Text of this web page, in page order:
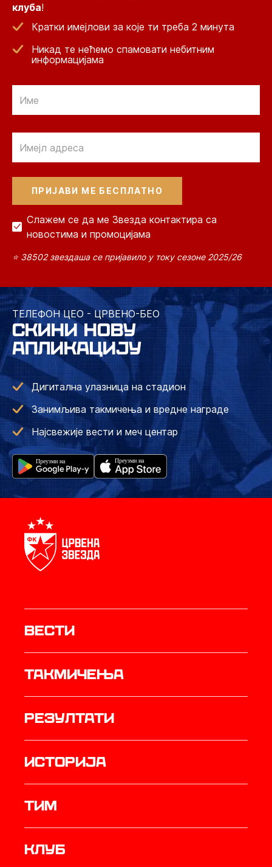
клуба!
Кратки имејлови за које ти треба 2 минута
Никад те нећемо спамовати небитним
информацијама
Слажем се да ме Звезда контактира са
новостима и промоцијама
⭐ 38502 звездаша се пријавило у току сезоне 2025/26
ТЕЛЕФОН ЦЕО - ЦРВЕНО-БЕО
СКИНИ НОВУ
АПЛИКАЦИЈУ
Дигитална улазница на стадион
Занимљива такмичења и вредне награде
Најсвежије вести и меч центар
Вести
Такмичења
резултати
историја
ТИМ
Клуб